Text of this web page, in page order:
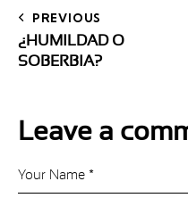
PREVIOUS
¿HUMILDAD O
SOBERBIA?
Leave a